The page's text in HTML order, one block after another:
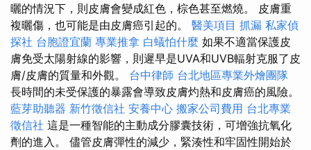
曬的情況下，則皮膚會變成紅色，棕色甚至燃燒。 皮膚重
複曬傷，也可能是由皮膚癌引起的。 醫美項目 抓漏 私家偵
探社 台胞證宜蘭 專業推拿 白蟻怕什麼 如果不適當保護皮
膚免受太陽射線的影響，則遲早是UVA和UVB輻射克服了皮
膚/皮膚的質量和外觀。 台中律師 台北地區專業外燴團隊
長時間的未受保護的暴露會導致皮膚灼熱和皮膚癌的風險。
藍芽助聽器 新竹徵信社 安養中心 搬家公司費用 台北專業
徵信社 這是一種智能的主動成分膠囊技術，可增強抗氧化
劑的進入。 儘管皮膚彈性的減少，緊湊性和牢固性開始於